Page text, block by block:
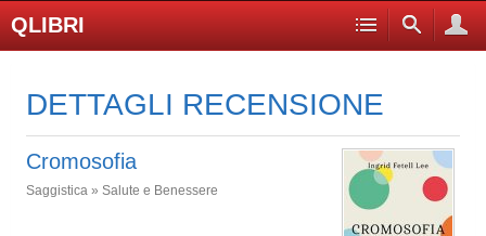
QLIBRI
DETTAGLI RECENSIONE
Cromosofia
Saggistica » Salute e Benessere